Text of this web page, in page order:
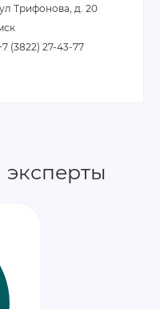
Трифонова, д. 20
(3822) 27-43-77